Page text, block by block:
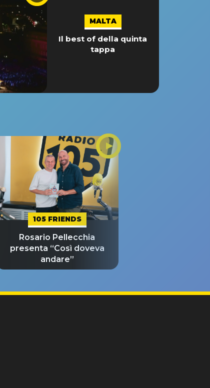
MALTA
Il best of della quinta
tappa
105 FRIENDS
Rosario Pellecchia
presenta “Così doveva
andare”